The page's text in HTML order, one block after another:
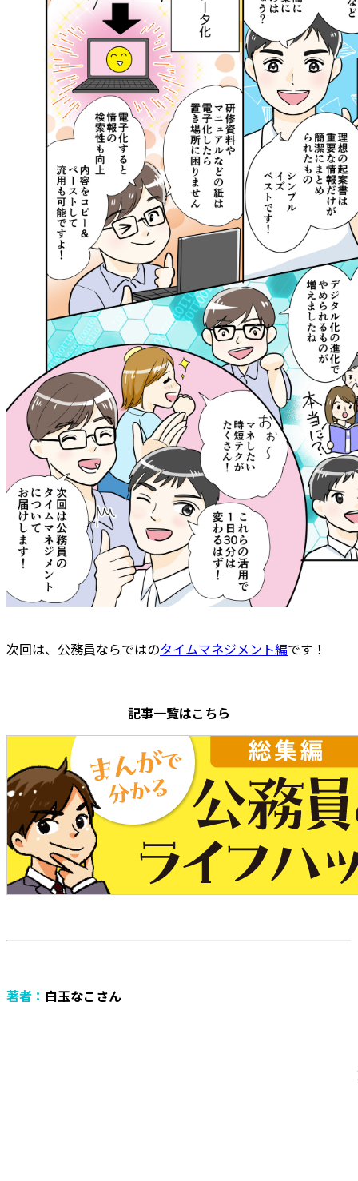
次回は、公務員ならではのタイムマネジメント編です！
記事一覧はこちら
著者： 白玉なこさん